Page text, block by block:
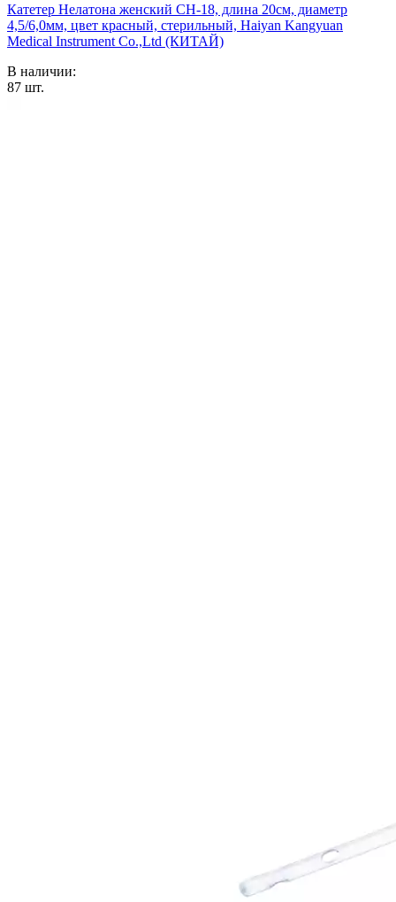
Катетер Нелатона женский CH-18, длина 20см, диаметр
4,5/6,0мм, цвет красный, стерильный, Haiyan Kangyuan
Medical Instrument Co.,Ltd (КИТАЙ)
В наличии:
87 шт.